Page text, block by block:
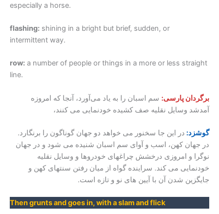
especially a horse.
flashing: shining in a bright but brief, sudden, or
intermittent way.
row: a number of people or things in a more or less straight
line.
برگردان پارسی: سم‌ اسبان را به یاد می‌آورد، آنجا که امروزه
آمدشد وسایل نقلیه صف کشیده خودنمایی می کنند،
گوشزد: در این جا سخنور می خواهد دو جهان گوناگون را برنگارد.
در جهان کهن، اسب و آوای سم اسبان شنیده می شود و در جهان
نوگرا و امروزی درخشش چراغهای خودروها و وسایل نقلیه
خودنمایی می کند. سراینده گواه از میان رفتن سنتهای کهن و
جایگزین شدن آن با آیین های نو و تازه است.
Then grunts and goes in, with a slam and flick